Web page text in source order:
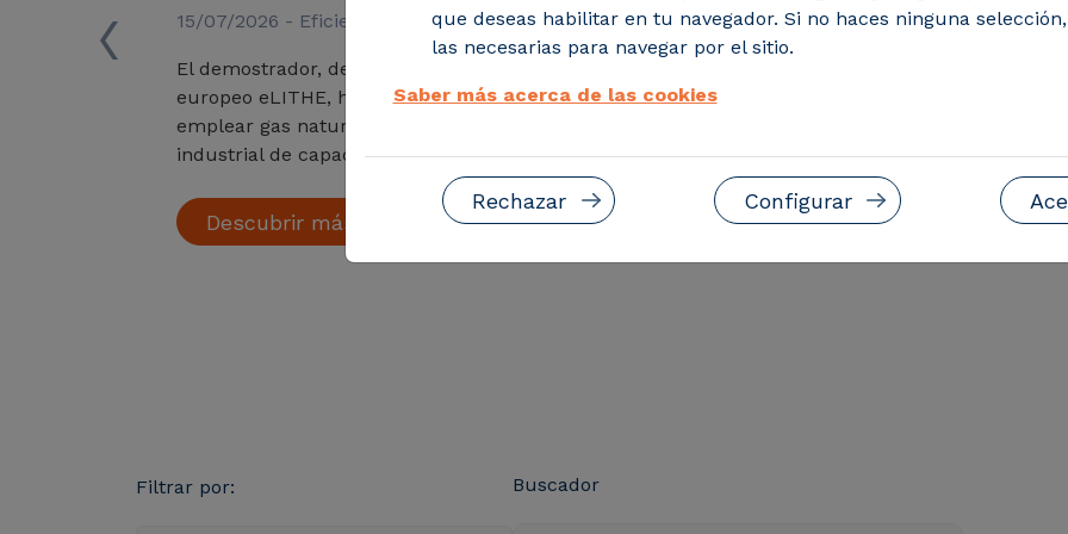
15/07/2026 - Eficiencia y descarbonización
El demostrador, desarrollado en el marco del proyecto
europeo eLITHE, ha iniciado la producción de frita sin
emplear gas natural y abre la puerta al diseño de un horno
industrial de capacidad diez veces superior.
Descubrir más
‹
Filtrar por: Buscador
que deseas habilitar en tu navegador. Si no haces ninguna
las necesarias para navegar por el sitio.
Saber más acerca de las cookies
Rechazar Configurar